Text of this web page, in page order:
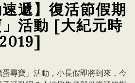
速遞】復活節假期
」活動 [大紀元時
尋寶」活動，小長假即將到來，今